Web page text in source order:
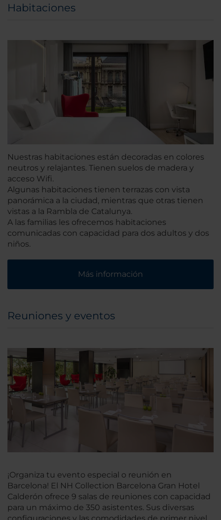
Habitaciones
Nuestras habitaciones están decoradas en colores
neutros y relajantes. Tienen suelos de madera y
acceso Wifi.
Algunas habitaciones tienen terrazas con vista
panorámica a la ciudad, mientras que otras tienen
vistas a la Rambla de Catalunya.
A las familias les ofrecemos habitaciones
comunicadas con capacidad para dos adultos y dos
niños.
Más información
Reuniones y eventos
¡Organiza tu evento especial o reunión en
Barcelona! El NH Collection Barcelona Gran Hotel
Calderón ofrece 9 salas de reuniones con capacidad
para un máximo de 350 asistentes. Sus diversas